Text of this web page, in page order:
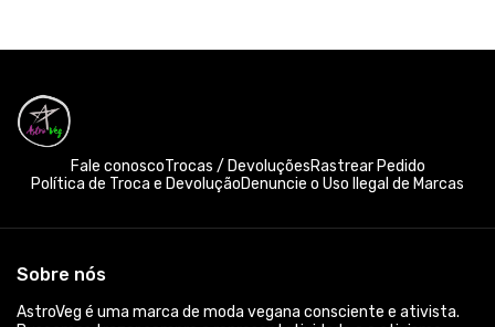
preocupamos, não somente, com a esfera animal, mas também
peças são 100% algodão, e o nosso algodão apresenta
certificado BCI. Além disso, trabalhamos com a ecocel, uma
viscose mais sustentável com fibras provenientes de madeira
de reflorestamento. Utilizamos também técnicas de
estamparia que geram um menor impacto ambiental, com
destaque para a impressão digital (DTG) ou Silk Hd, sem
biodegradáveis. Além do mais, somos uma marca brasileira, feita
demanda para você! Devido ao nosso print on demand, ou seja,
ou qualquer outra peça da nossa marca é estampada antes da